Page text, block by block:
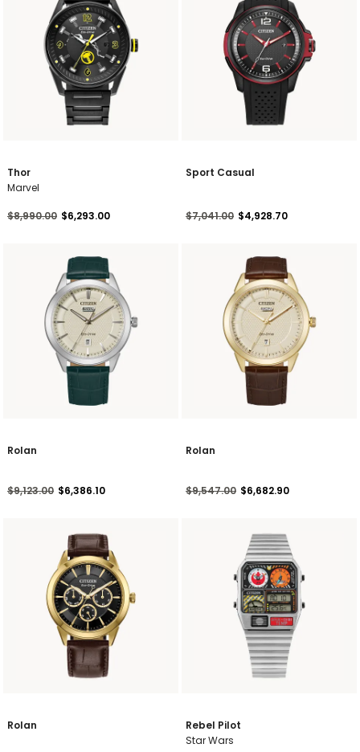
Thor
Marvel
Precio reducido de
$8,990.00a$6,293.00
Sport Casual
Precio reducido de
$7,041.00a$4,928.70
Rolan
Precio reducido de
$9,123.00a$6,386.10
Rolan
Precio reducido de
$9,547.00a$6,682.90
Rolan
Rebel Pilot
Star Wars